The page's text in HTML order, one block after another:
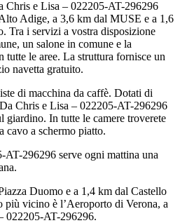
Chris e Lisa – 022205-AT-296296
Adige, a 3,6 km dal MUSE e a 1,6
Tra i servizi a vostra disposizione
un salone in comune e la
tutte le aree. La struttura fornisce un
navetta gratuito.
di macchina da caffè. Dotati di
Chris e Lisa – 022205-AT-296296
giardino. In tutte le camere troverete
cavo a schermo piatto.
296296 serve ogni mattina una
Duomo e a 1,4 km dal Castello
vicino è l’Aeroporto di Verona, a
022205-AT-296296.